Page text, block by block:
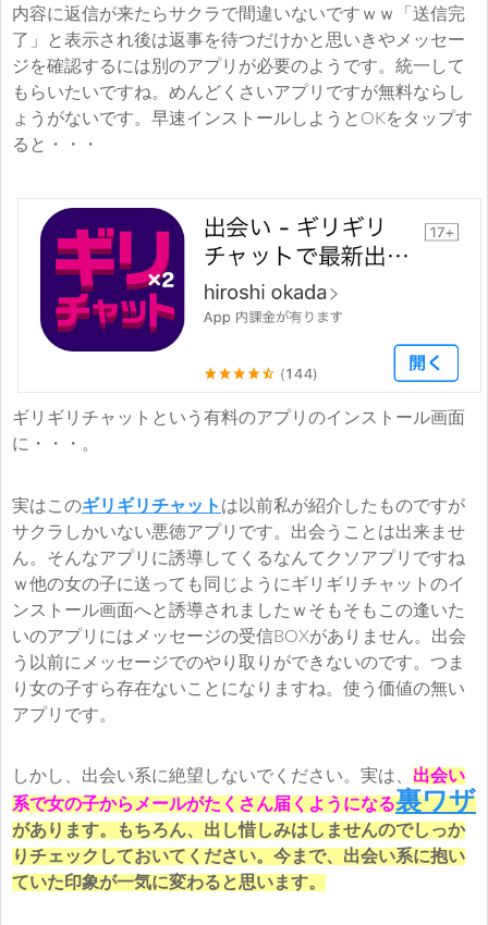
内容に返信が来たらサクラで間違いないですｗｗ「送信完
了」と表示され後は返事を待つだけかと思いきやメッセー
ジを確認するには別のアプリが必要のようです。統一して
もらいたいですね。めんどくさいアプリですが無料ならし
ょうがないです。早速インストールしようとOKをタップす
ると・・・
ギリギリチャットという有料のアプリのインストール画面
に・・・。
実はこのギリギリチャット は以前私が紹介したものですが
サクラしかいない悪徳アプリです。出会うことは出来ませ
ん。そんなアプリに誘導してくるなんてクソアプリですね
ｗ他の女の子に送っても同じようにギリギリチャットのイ
ンストール画面へと誘導されましたｗそもそもこの逢いた
いのアプリにはメッセージの受信BOXがありません。出会
う以前にメッセージでのやり取りができないのです。つま
り女の子すら存在ないことになりますね。使う価値の無い
アプリです。
しかし、出会い系に絶望しないでください。実は、 出会い
系で女の子からメールがたくさん届くようになる裏ワザ
があります。もちろん、出し惜しみはしませんのでしっか
りチェックしておいてください。今まで、出会い系に抱い
ていた印象が一気に変わると思います。